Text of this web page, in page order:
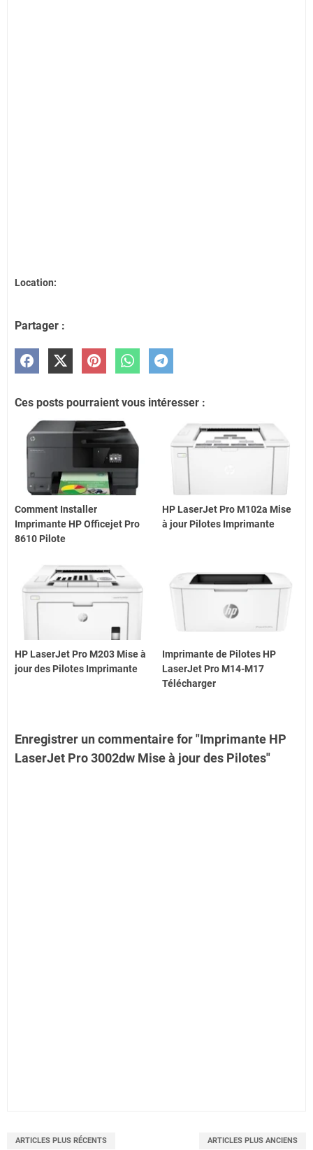
Location:
Partager :
Ces posts pourraient vous intéresser :
Comment Installer
Imprimante HP Officejet Pro
8610 Pilote
HP LaserJet Pro M102a Mise
à jour Pilotes Imprimante
HP LaserJet Pro M203 Mise à
jour des Pilotes Imprimante
Imprimante de Pilotes HP
LaserJet Pro M14-M17
Télécharger
Enregistrer un commentaire for "Imprimante HP
LaserJet Pro 3002dw Mise à jour des Pilotes"
ARTICLES PLUS RÉCENTS ARTICLES PLUS ANCIENS